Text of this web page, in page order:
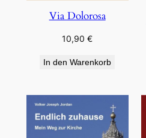
Via Dolorosa
10,90€
In den Warenkorb